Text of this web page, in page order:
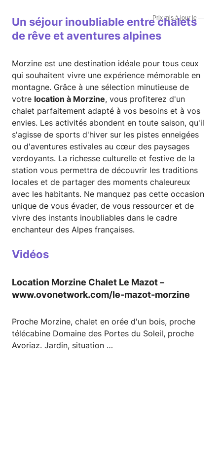
—
Un séjour inoubliable entre chalets
de rêve et aventures alpines
Morzine est une destination idéale pour tous ceux
qui souhaitent vivre une expérience mémorable en
montagne. Grâce à une sélection minutieuse de
votre location à Morzine, vous profiterez d'un
chalet parfaitement adapté à vos besoins et à vos
envies. Les activités abondent en toute saison, qu'il
s'agisse de sports d'hiver sur les pistes enneigées
ou d'aventures estivales au cœur des paysages
verdoyants. La richesse culturelle et festive de la
station vous permettra de découvrir les traditions
locales et de partager des moments chaleureux
avec les habitants. Ne manquez pas cette occasion
unique de vous évader, de vous ressourcer et de
vivre des instants inoubliables dans le cadre
enchanteur des Alpes françaises.
Vidéos
Location Morzine Chalet Le Mazot –
www.ovonetwork.com/le-mazot-morzine
Proche Morzine, chalet en orée d'un bois, proche
télécabine Domaine des Portes du Soleil, proche
Avoriaz. Jardin, situation …